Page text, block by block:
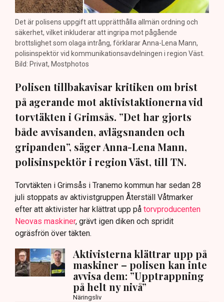
Det är polisens uppgift att upprätthålla allmän ordning och
säkerhet, vilket inkluderar att ingripa mot pågående
brottslighet som olaga intrång, förklarar Anna-Lena Mann,
polisinspektör vid kommunikationsavdelningen i region Väst.
Bild: Privat, Mostphotos
Polisen tillbakavisar kritiken om brist
på agerande mot aktivistaktionerna vid
torvtäkten i Grimsås. ”Det har gjorts
både avvisanden, avlägsnanden och
gripanden”, säger Anna-Lena Mann,
polisinspektör i region Väst, till TN.
Torvtäkten i Grimsås i Tranemo kommun har sedan 28
juli stoppats av aktivistgruppen Återställ Våtmarker
efter att aktivister har klättrat upp på torvproducenten
Neovas maskiner, grävt igen diken och spridit
ogräsfrön över täkten.
Aktivisterna klättrar upp på
maskiner – polisen kan inte
avvisa dem: ”Upptrappning
på helt ny nivå”
Näringsliv